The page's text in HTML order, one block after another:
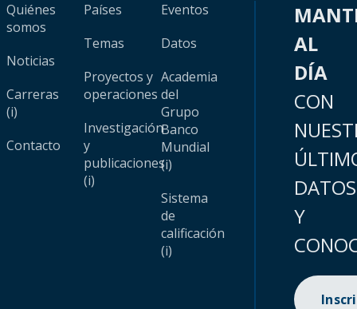
Quiénes
somos
Noticias
Carreras
(i)
Contacto
Países
Temas
Proyectos y
operaciones
Investigación
y
publicaciones
(i)
Eventos
Datos
Academia
del
Grupo
Banco
Mundial
(i)
Sistema
de
calificación
(i)
AL
DÍA
CON
DATOS
Y